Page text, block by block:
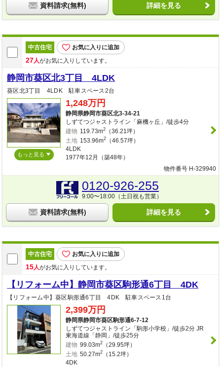
資料請求(無料) 詳細を見る
中古住宅 お気に入りに追加
27人がお気に入りしています。
静岡市葵区北3丁目 4LDK
葵区北3丁目 4LDK 駐車スペース2台
もっと見る
1,248万円
静岡県静岡市葵区北3-34-21
しずてつジャストライン「麻機ヶ丘」/徒歩4分
建物 119.73m2（36.21坪）
土地 153.96m2（46.57坪）
4LDK
1977年12月（築48年）
物件番号 H-329940
0120-926-255
9:00〜18:00（土日祝も営業）
資料請求(無料) 詳細を見る
中古住宅 お気に入りに追加
15人がお気に入りしています。
【リフォーム中】静岡市葵区駒形通6丁目 4DK
【リフォーム中】葵区駒形通6丁目 4DK 駐車スペース1台
2,399万円
静岡県静岡市葵区駒形通6-7-12
しずてつジャストライン「駒形小学校」/徒歩2分 JR
東海道線「静岡」/徒歩25分
建物 99.03m2（29.95坪）
土地 50.27m2（15.2坪）
4DK